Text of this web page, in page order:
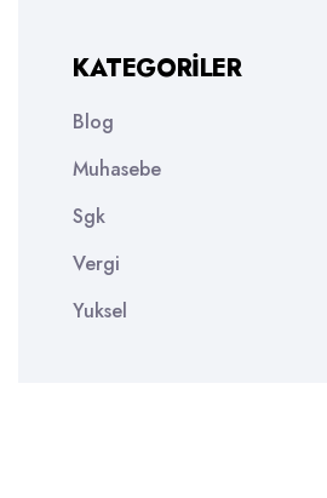
KATEGORILER
Blog
Muhasebe
Sgk
Vergi
Yuksel